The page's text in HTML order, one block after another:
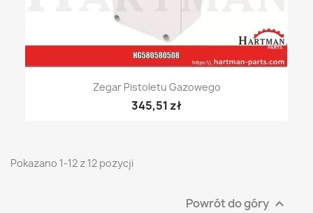
Zegar Pistoletu Gazowego
345,51 zł
Pokazano 1-12 z 12 pozycji
Powrót do góry 